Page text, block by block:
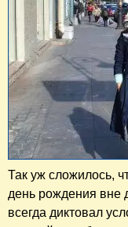
Так уж сложилось,
день рождения вне
всегда диктовал